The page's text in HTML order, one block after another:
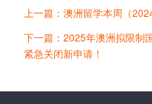
上一篇：澳洲留学本周（
下一篇：2025年澳洲拟限制
紧急关闭新申请！